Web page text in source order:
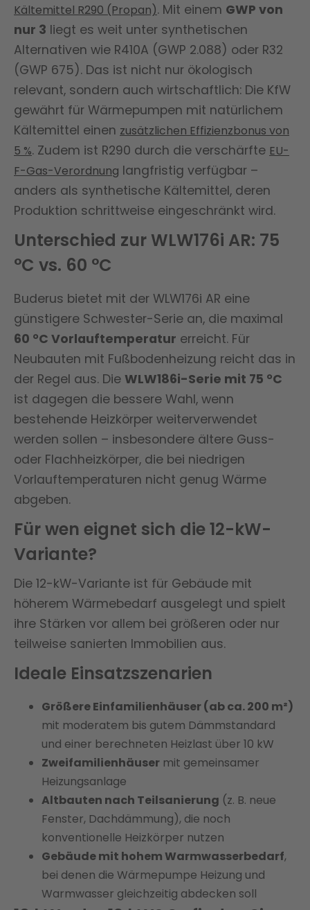
Kältemittel R290 (Propan). Mit einem GWP von
nur 3 liegt es weit unter synthetischen
Alternativen wie R410A (GWP 2.088) oder R32
(GWP 675). Das ist nicht nur ökologisch
relevant, sondern auch wirtschaftlich: Die KfW
gewährt für Wärmepumpen mit natürlichem
Kältemittel einen zusätzlichen Effizienzbonus von
5 %. Zudem ist R290 durch die verschärfte EU-
F-Gas-Verordnung langfristig verfügbar –
anders als synthetische Kältemittel, deren
Produktion schrittweise eingeschränkt wird.
Unterschied zur WLW176i AR: 75
°C vs. 60 °C
Buderus bietet mit der WLW176i AR eine
günstigere Schwester-Serie an, die maximal
60 °C Vorlauftemperatur erreicht. Für
Neubauten mit Fußbodenheizung reicht das in
der Regel aus. Die WLW186i-Serie mit 75 °C
ist dagegen die bessere Wahl, wenn
bestehende Heizkörper weiterverwendet
werden sollen – insbesondere ältere Guss-
oder Flachheizkörper, die bei niedrigen
Vorlauftemperaturen nicht genug Wärme
abgeben.
Für wen eignet sich die 12-kW-
Variante?
Die 12-kW-Variante ist für Gebäude mit
höherem Wärmebedarf ausgelegt und spielt
ihre Stärken vor allem bei größeren oder nur
teilweise sanierten Immobilien aus.
Ideale Einsatzszenarien
Größere Einfamilienhäuser (ab ca. 200 m²)
mit moderatem bis gutem Dämmstandard
und einer berechneten Heizlast über 10 kW
Zweifamilienhäuser mit gemeinsamer
Heizungsanlage
Altbauten nach Teilsanierung (z. B. neue
Fenster, Dachdämmung), die noch
konventionelle Heizkörper nutzen
Gebäude mit hohem Warmwasserbedarf,
bei denen die Wärmepumpe Heizung und
Warmwasser gleichzeitig abdecken soll